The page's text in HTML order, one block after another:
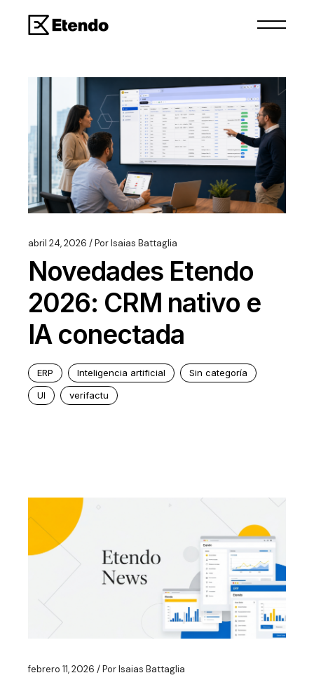
abril 24, 2026 PorIsaias Battaglia
Novedades Etendo
2026: CRM nativo e
IA conectada
ERP Inteligencia artificial
Sin categoría
UI
verifactu
febrero 11, 2026 PorIsaias Battaglia